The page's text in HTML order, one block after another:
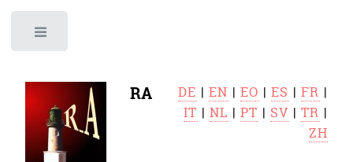
RA DE |EN |EO |ES |FR |
IT |NL |PT | SV |TR |
ZH